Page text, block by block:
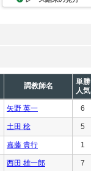
調教師名
単勝
人気
矢野 英一 6
土田 稔 5
嘉藤 貴行 1
西田 雄一郎 7